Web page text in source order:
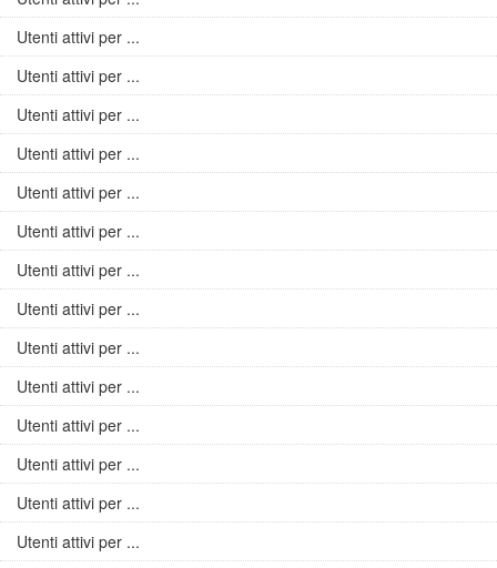
Utenti attivi per ...
Utenti attivi per ...
Utenti attivi per ...
Utenti attivi per ...
Utenti attivi per ...
Utenti attivi per ...
Utenti attivi per ...
Utenti attivi per ...
Utenti attivi per ...
Utenti attivi per ...
Utenti attivi per ...
Utenti attivi per ...
Utenti attivi per ...
Utenti attivi per ...